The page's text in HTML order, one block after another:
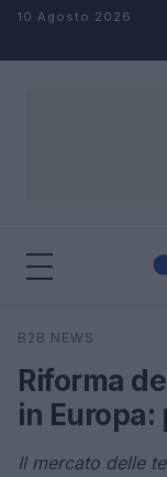
Salta al contenuto
10 Agosto 2026
Cerca
B2B NEWS
Riforma
in Europa:
Il mercato delle